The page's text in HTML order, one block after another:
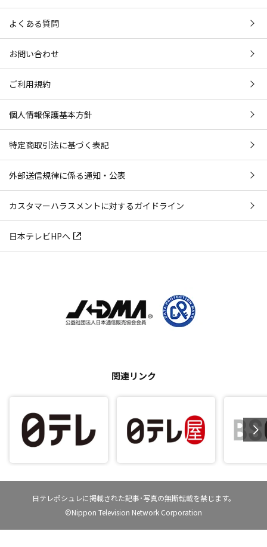
よくある質問
お問い合わせ
ご利用規約
個人情報保護基本方針
特定商取引法に基づく表記
外部送信規律に係る通知・公表
カスタマーハラスメントに対するガイドライン
日本テレビHPへ
関連リンク
日テレポシュレに掲載された記事･写真の無断転載を禁じます。
©Nippon Television Network Corporation